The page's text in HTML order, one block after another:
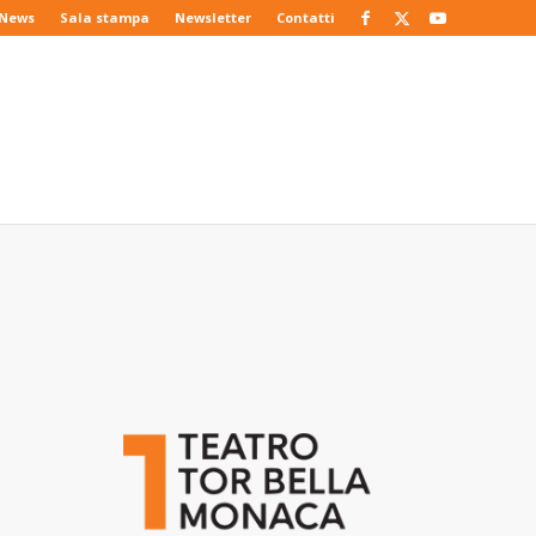
Sala stampa Newsletter Contatti